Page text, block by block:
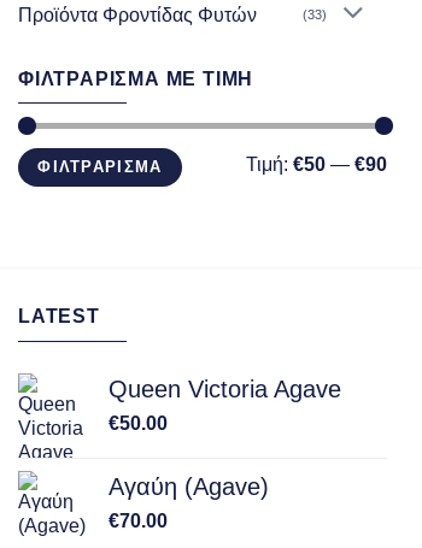
Προϊόντα Φροντίδας Φυτών (33)
ΦΙΛΤΡΑΡΙΣΜΑ ΜΕ ΤΙΜΗ
Ελάχιστη
τιμή
Μέγιστη
τιμήΦΙΛΤΡΑΡΙΣΜΑ Τιμή: €50 — €90
LATEST
Queen Victoria Agave
€50.00
Αγαύη (Agave)
€70.00